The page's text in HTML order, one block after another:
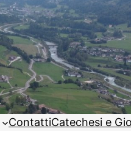
ContattiCatechesi e